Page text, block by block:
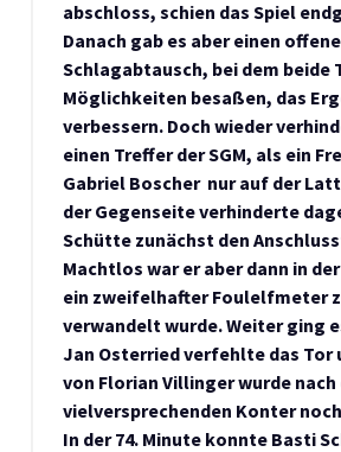
abschloss, schien das Spiel
Danach gab es aber einen
Schlagabtausch, bei dem beide
Möglichkeiten besaßen, das
verbessern. Doch wieder
einen Treffer der SGM, als ein
Gabriel Boscher nur auf der
der Gegenseite verhinderte
Schütte zunächst den
Machtlos war er aber dann in
ein zweifelhafter Foulelfmeter
verwandelt wurde. Weiter ging
Jan Osterried verfehlte das Tor
von Florian Villinger wurde nach
vielversprechenden Konter
In der 74. Minute konnte Basti